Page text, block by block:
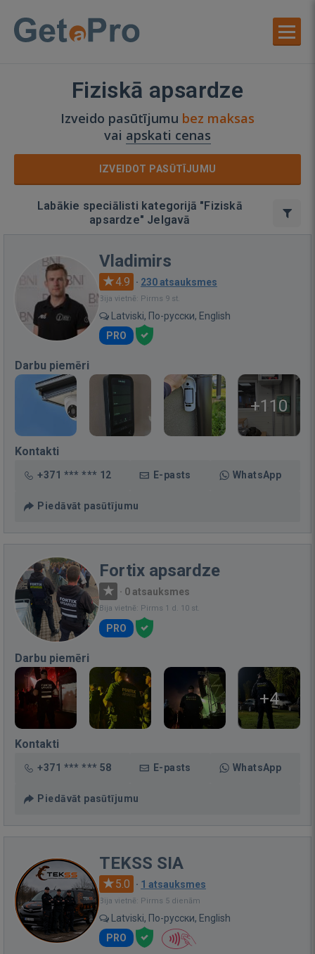
Fiziskā apsardze
Izveido pasūtījumu bez maksas
vai apskati cenas
IZVEIDOT PASŪTĪJUMU
Labākie speciālisti kategorijā "Fiziskā
apsardze" Jelgavā
Vladimirs
4.9 · 230 atsauksmes
Bija vietnē: Pirms 9 st.
Latviski, По-русски, English
PRO
Darbu piemēri
+110
Kontakti
+371 *** *** 12 E-pasts WhatsApp
Piedāvāt pasūtījumu
Fortix apsardze
· 0 atsauksmes
Bija vietnē: Pirms 1 d. 10 st.
PRO
Darbu piemēri
+4
Kontakti
+371 *** *** 58 E-pasts WhatsApp
Piedāvāt pasūtījumu
TEKSS SIA
5.0 · 1 atsauksmes
Bija vietnē: Pirms 5 dienām
Latviski, По-русски, English
PRO